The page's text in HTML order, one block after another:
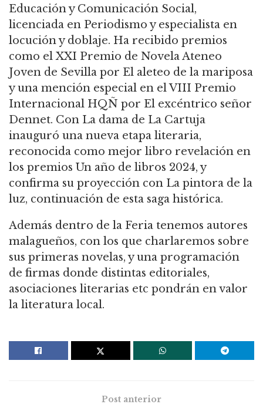
Educación y Comunicación Social,
licenciada en Periodismo y especialista en
locución y doblaje. Ha recibido premios
como el XXI Premio de Novela Ateneo
Joven de Sevilla por El aleteo de la mariposa
y una mención especial en el VIII Premio
Internacional HQÑ por El excéntrico señor
Dennet. Con La dama de La Cartuja
inauguró una nueva etapa literaria,
reconocida como mejor libro revelación en
los premios Un año de libros 2024, y
confirma su proyección con La pintora de la
luz, continuación de esta saga histórica.
Además dentro de la Feria tenemos autores
malagueños, con los que charlaremos sobre
sus primeras novelas, y una programación
de firmas donde distintas editoriales,
asociaciones literarias etc pondrán en valor
la literatura local.
Post anterior